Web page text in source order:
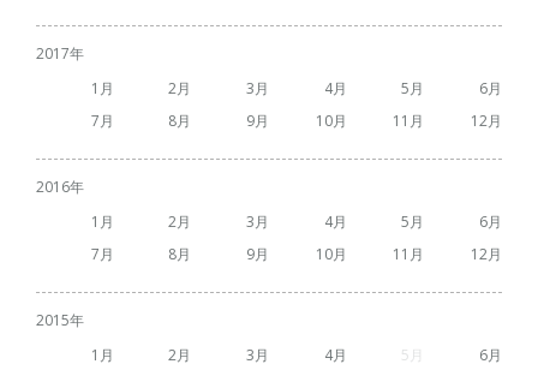
2017
1
2 3 4 5
6
7
8 9 10 11 12
2016
1
2 3 4 5
6
7
8 9 10 11 12
2015
1
2 3 4 5
6